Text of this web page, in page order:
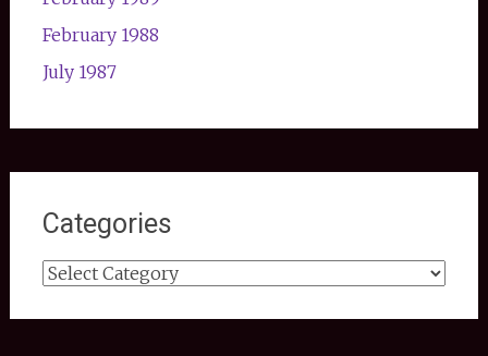
February 1988
July 1987
Categories
Categories